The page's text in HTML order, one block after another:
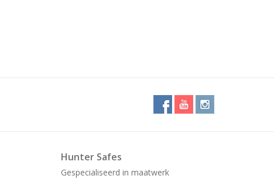
Hunter Safes
Gespecialiseerd in maatwerk